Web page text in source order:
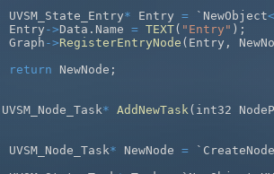
		UVSM_State_Entry
* Entry = `NewObject<
		Entry
->Data . Name = TEXT( "Entry" ) ;
		Graph
->RegisterEntryNode ( Entry ,
return NewNode ;
UVSM_Node_Task* AddNewTask ( int32
		UVSM_Node_Task
* NewNode = `CreateNode